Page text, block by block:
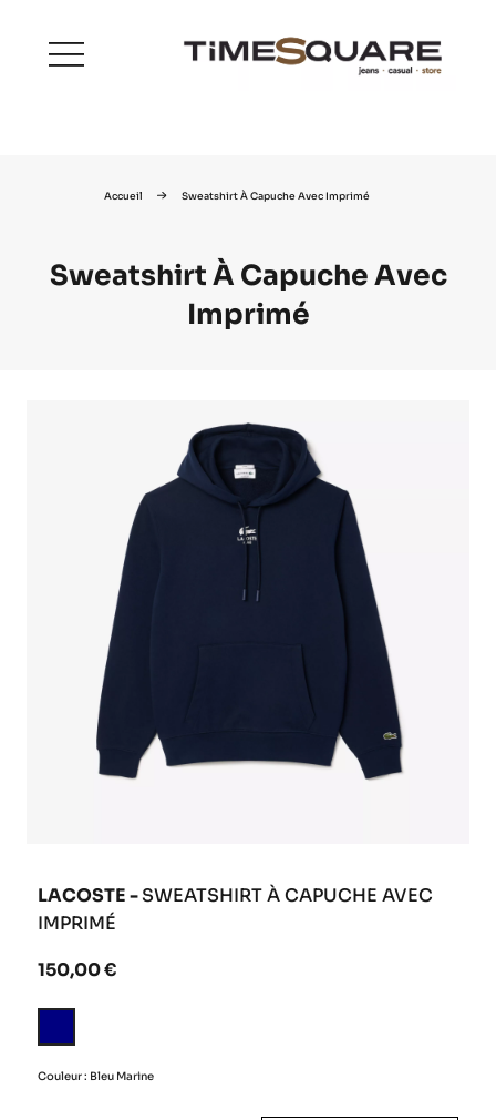
menu
Accueil Sweatshirt À Capuche Avec Imprimé
Sweatshirt À Capuche Avec
Imprimé
LACOSTE -SWEATSHIRT À CAPUCHE AVEC
IMPRIMÉ
150,00 €
Marine
Couleur : Bleu Marine